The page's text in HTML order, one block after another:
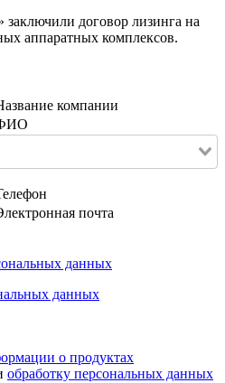
договор лизинга на
аппаратных комплексов.
компании
почта
данных
данных
о продуктах
обработку персональных данных